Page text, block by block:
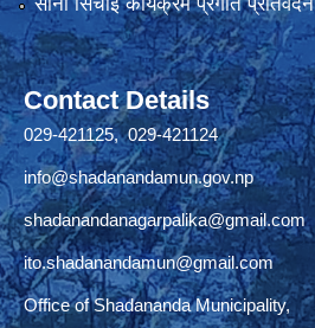
Contact Details
029-421125, 029-421124
info@shadanandamun.gov.np
shadanandanagarpalika@gmail.com
ito.shadanandamun@gmail.com
Office of Shadananda Municipality,